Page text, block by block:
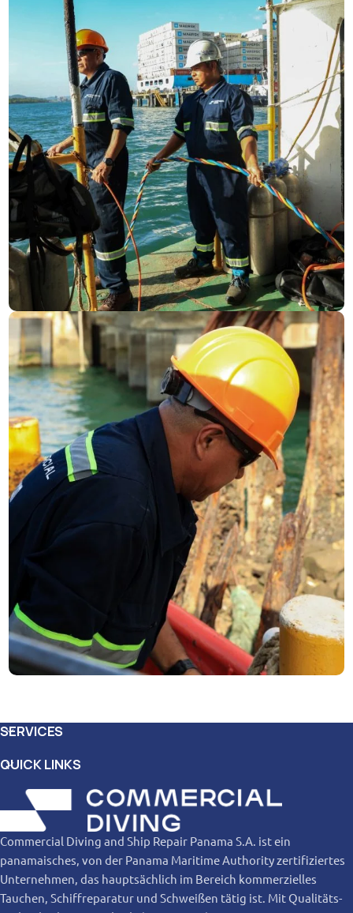
SERVICES
QUICK LINKS
Commercial Diving and Ship Repair Panama S.A. ist ein
panamaisches, von der Panama Maritime Authority zertifiziertes
Unternehmen, das hauptsächlich im Bereich kommerzielles
Tauchen, Schiffreparatur und Schweißen tätig ist. Mit Qualitäts-